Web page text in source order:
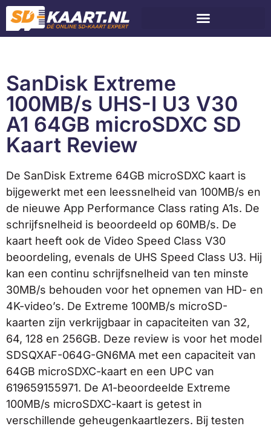
SanDisk Extreme
100MB/s UHS-I U3 V30
A1 64GB microSDXC SD
Kaart Review
De SanDisk Extreme 64GB microSDXC kaart is
bijgewerkt met een leessnelheid van 100MB/s en
de nieuwe App Performance Class rating A1s. De
schrijfsnelheid is beoordeeld op 60MB/s. De
kaart heeft ook de Video Speed Class V30
beoordeling, evenals de UHS Speed Class U3. Hij
kan een continu schrijfsnelheid van ten minste
30MB/s behouden voor het opnemen van HD- en
4K-video’s. De Extreme 100MB/s microSD-
kaarten zijn verkrijgbaar in capaciteiten van 32,
64, 128 en 256GB. Deze review is voor het model
SDSQXAF-064G-GN6MA met een capaciteit van
64GB microSDXC-kaart en een UPC van
619659155971. De A1-beoordeelde Extreme
100MB/s microSDXC-kaart is getest in
verschillende geheugenkaartlezers. Bij testen